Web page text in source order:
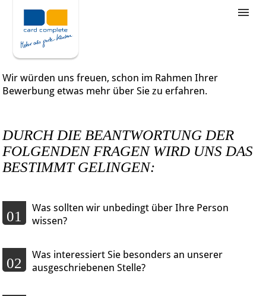
Stellenangebote
Unternehmensziele
Was wir bieten
Wir würden uns freuen, schon im Rahmen Ihrer
Bewerbung etwas mehr über Sie zu erfahren.
DURCH DIE BEANTWORTUNG DER
FOLGENDEN FRAGEN WIRD UNS DAS
BESTIMMT GELINGEN:
01
Was sollten wir unbedingt über Ihre Person
wissen?
02
Was interessiert Sie besonders an unserer
ausgeschriebenen Stelle?